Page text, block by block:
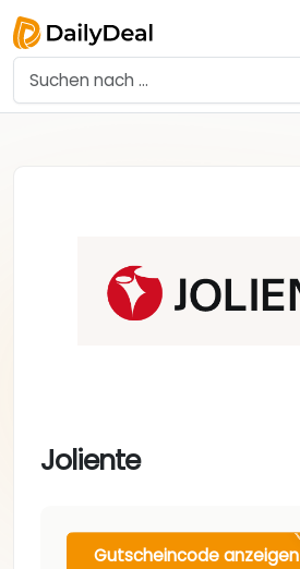
Joliente
Gutscheincode anzeigen